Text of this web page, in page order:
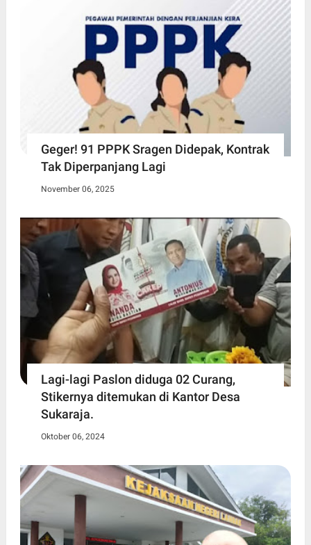
Geger! 91 PPPK Sragen Didepak, Kontrak
Tak Diperpanjang Lagi
November 06, 2025
Lagi-lagi Paslon diduga 02 Curang,
Stikernya ditemukan di Kantor Desa
Sukaraja.
Oktober 06, 2024